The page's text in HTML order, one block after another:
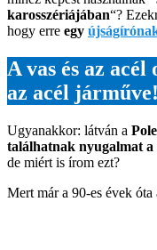
karosszériájában“?
hogy erre egy
A vas és az acél
az acél járműve!
Ugyanakkor: látván a
találhatnak nyugalmat
de miért is írom ezt?
Mert már a 90-es évek